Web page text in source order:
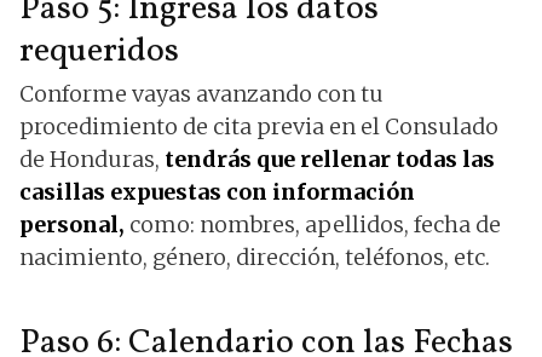
requeridos
Conforme vayas avanzando con tu
procedimiento de cita previa en el Consulado
de Honduras, tendrás que rellenar todas las
casillas expuestas con información
personal, como: nombres, apellidos, fecha de
nacimiento, género, dirección, teléfonos, etc.
Paso 6: Calendario con las Fechas